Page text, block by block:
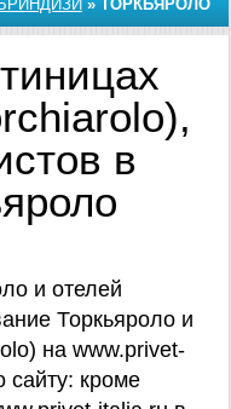
БРИНДИЗИ » ТОРКЬЯРОЛО
в
и отелей
Торкьяроло и
на www.privet-
сайту: кроме